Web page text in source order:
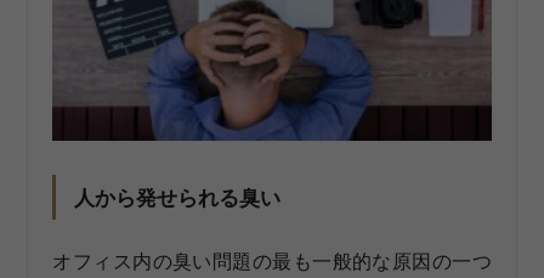
人から発せられる臭い
オフィス内の臭い問題の最も一般的な原因の一つ